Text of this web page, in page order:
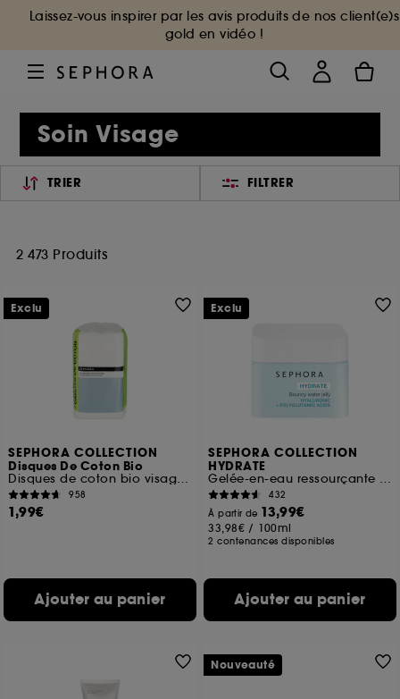
Laissez-vous inspirer par les avis produits de nos client(e)s
gold en vidéo !
Soin Visage
TRIER FILTRER
2 473 Produits
SEPHORA COLLECTION
Disques De Coton Bio
Disques de coton bio visage, yeux et cou
958
1,99€
Ajouter au panier
Exclu
SEPHORA COLLECTION
HYDRATE
Gelée-en-eau ressourçante à l'Acide hyaluronique et polyglutamique
432
À partir de 13,99€
33,98€ / 100ml
2 contenances disponibles
Ajouter au panier
Exclu
Nouveauté